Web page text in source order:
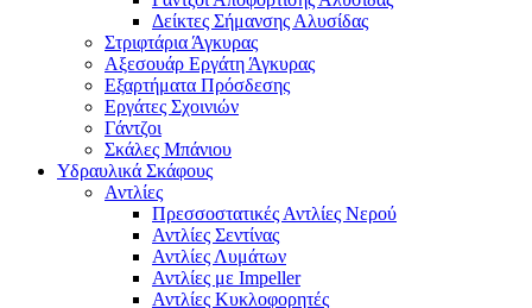
Δείκτες Σήμανσης Αλυσίδας
Στριφτάρια Άγκυρας
Αξεσουάρ Εργάτη Άγκυρας
Εξαρτήματα Πρόσδεσης
Εργάτες Σχοινιών
Γάντζοι
Σκάλες Μπάνιου
Υδραυλικά Σκάφους
Αντλίες
Πρεσσοστατικές Αντλίες Νερού
Αντλίες Σεντίνας
Αντλίες Λυμάτων
Αντλίες με Impeller
Αντλίες Κυκλοφορητές